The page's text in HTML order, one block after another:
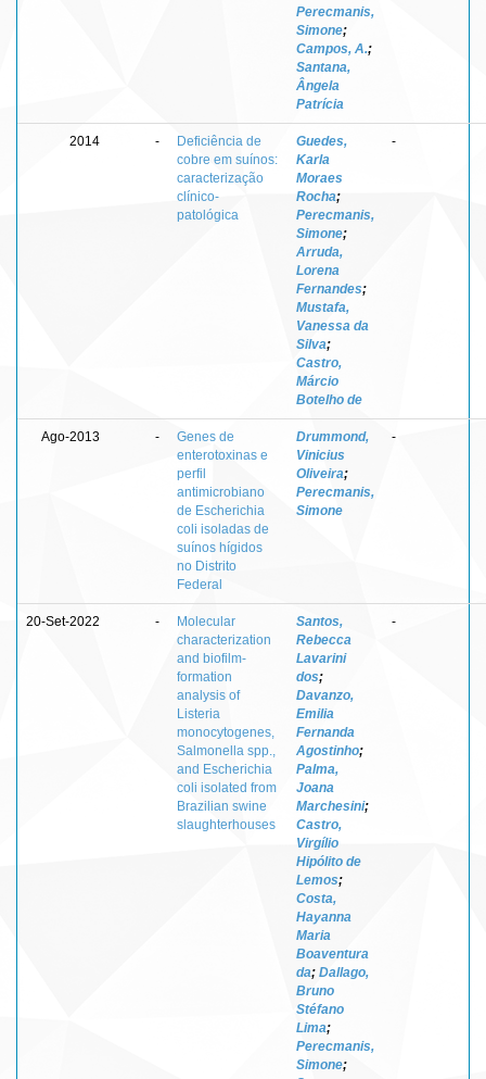
Perecmanis,
Simone;
Campos, A.;
Santana,
Ângela
Patrícia
2014 -
Deficiência de
cobre em suínos:
caracterização
clínico-
patológica
Guedes,
Karla
Moraes
Rocha;
Perecmanis,
Simone;
Arruda,
Lorena
Fernandes;
Mustafa,
Vanessa da
Silva;
Castro,
Márcio
Botelho de
-
Ago-2013 -
Genes de
enterotoxinas e
perfil
antimicrobiano
de Escherichia
coli isoladas de
suínos hígidos
no Distrito
Federal
Drummond,
Vinicius
Oliveira;
Perecmanis,
Simone
-
20-Set-2022 -
Molecular
characterization
and biofilm-
formation
analysis of
Listeria
monocytogenes,
Salmonella spp.,
and Escherichia
coli isolated from
Brazilian swine
slaughterhouses
Santos,
Rebecca
Lavarini
dos;
Davanzo,
Emilia
Fernanda
Agostinho;
Palma,
Joana
Marchesini;
Castro,
Virgílio
Hipólito de
Lemos;
Costa,
Hayanna
Maria
Boaventura
da; Dallago,
Bruno
Stéfano
Lima;
Perecmanis,
Simone;
-